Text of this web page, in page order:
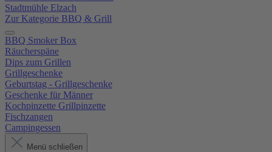
Stadtmühle Elzach
Zur Kategorie BBQ & Grill
BBQ Smoker Box
Räucherspäne
Dips zum Grillen
Grillgeschenke
Geburtstag - Grillgeschenke
Geschenke für Männer
Kochpinzette Grillpinzette
Fischzangen
Campingessen
Menü schließen